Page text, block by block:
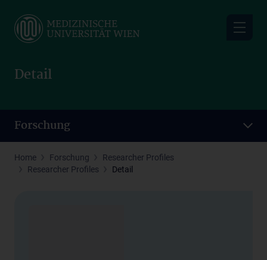
main
Detail
Forschung
Home Forschung
Researcher Profiles
Researcher Profiles
Detail